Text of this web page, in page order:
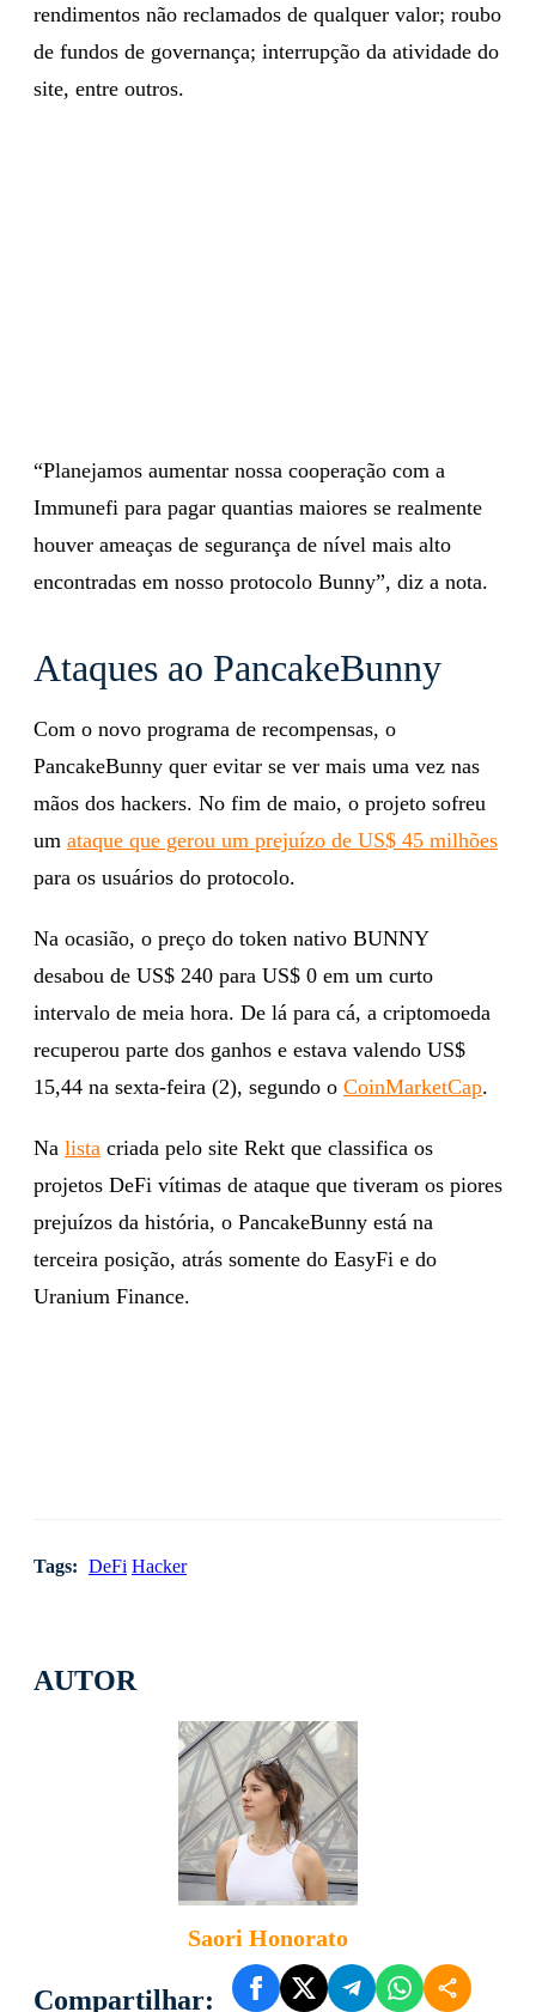
AUTOR
Saori Honorato
Compartilhar:
rendimentos não reclamados de qualquer valor; roubo
de fundos de governança; interrupção da atividade do
site, entre outros.
“Planejamos aumentar nossa cooperação com a
Immunefi para pagar quantias maiores se realmente
houver ameaças de segurança de nível mais alto
encontradas em nosso protocolo Bunny”, diz a nota.
Ataques ao PancakeBunny
Com o novo programa de recompensas, o
PancakeBunny quer evitar se ver mais uma vez nas
mãos dos hackers. No fim de maio, o projeto sofreu
um ataque que gerou um prejuízo de US$ 45 milhões
para os usuários do protocolo.
Na ocasião, o preço do token nativo BUNNY
desabou de US$ 240 para US$ 0 em um curto
intervalo de meia hora. De lá para cá, a criptomoeda
recuperou parte dos ganhos e estava valendo US$
15,44 na sexta-feira (2), segundo o CoinMarketCap.
Na lista criada pelo site Rekt que classifica os
projetos DeFi vítimas de ataque que tiveram os piores
prejuízos da história, o PancakeBunny está na
terceira posição, atrás somente do EasyFi e do
Uranium Finance.
Tags: DeFi Hacker